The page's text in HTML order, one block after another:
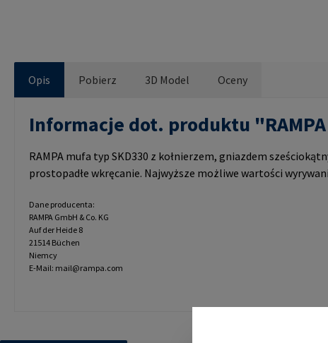
Opis Pobierz 3D Model Oceny
Informacje dot. produktu "RAMPA
RAMPA mufa typ SKD330 z kołnierzem, gniazdem
prostopadłe wkręcanie. Najwyższe możliwe wartości
Dane producenta:
RAMPA GmbH & Co. KG
Auf der Heide 8
21514 Büchen
Niemcy
E-Mail: mail@rampa.com